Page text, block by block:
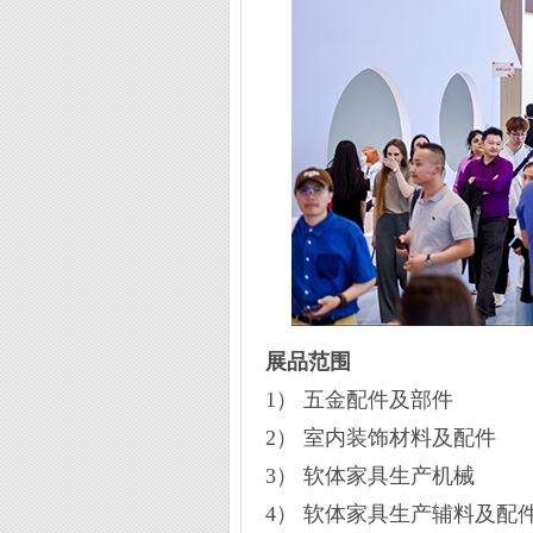
展品范围
1） 五金配件及部件
2） 室内装饰材料及配件
3） 软体家具生产机械
4） 软体家具生产辅料及配